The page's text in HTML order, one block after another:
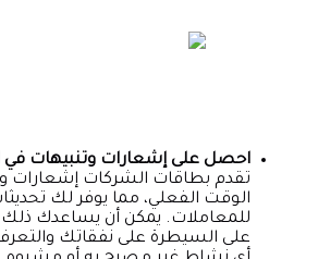
احصل على إشعارات وتنبيهات في
تقدم بطاقات الشركات إشعارات
الوقت الفعلي، مما يوفر لك
للمعاملات. يمكن أن يساعدك
على السيطرة على نفقاتك